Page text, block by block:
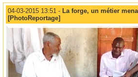
04-03-2015 13:51 - La forge, un métier
[PhotoReportage]